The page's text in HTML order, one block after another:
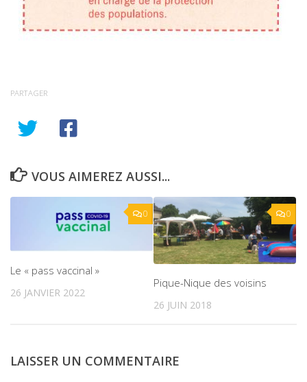
PARTAGER
VOUS AIMEREZ AUSSI...
0
Le « pass vaccinal »
26 JANVIER 2022
0
Pique-Nique des voisins
26 JUIN 2018
LAISSER UN COMMENTAIRE